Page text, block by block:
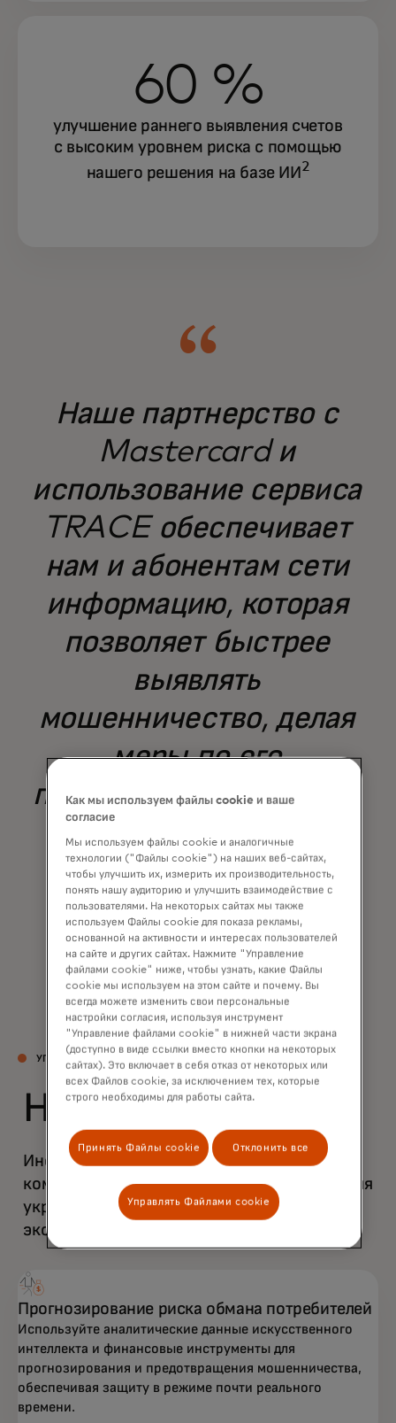
60 %
улучшение раннего выявления счетов
с высоким уровнем риска с помощью
нашего решения на базе ИИ2
Наше партнерство с
Mastercard и
использование сервиса
TRACE обеспечивает
нам и абонентам сети
информацию, которая
позволяет быстрее
выявлять
мошенничество, делая
меры по его
предотвращению более
точными и
эффективными.
Эмми Рейес
CEO, BancNet
УПРАВЛЕНИЕ ФИНАНСОВЫМИ ПРЕСТУПЛЕНИЯМИ
Наши решения
Инструменты для защиты частных лиц и
компаний от финансовых преступлений для
укрепления доверия к цифровой
экосистеме.
Прогнозирование риска обмана потребителей
Используйте аналитические данные искусственного
интеллекта и финансовые инструменты для
прогнозирования и предотвращения мошенничества,
обеспечивая защиту в режиме почти реального
времени.
Как мы используем файлы cookie и ваше
согласие
Мы используем файлы cookie и аналогичные
технологии ("Файлы cookie") на наших веб-сайтах,
чтобы улучшить их, измерить их производительность,
понять нашу аудиторию и улучшить взаимодействие с
пользователями. На некоторых сайтах мы также
используем Файлы cookie для показа рекламы,
основанной на активности и интересах пользователей
на сайте и других сайтах. Нажмите "Управление
файлами cookie" ниже, чтобы узнать, какие Файлы
cookie мы используем на этом сайте и почему. Вы
всегда можете изменить свои персональные
настройки согласия, используя инструмент
"Управление файлами cookie" в нижней части экрана
(доступно в виде ссылки вместо кнопки на некоторых
сайтах). Это включает в себя отказ от некоторых или
всех Файлов cookie, за исключением тех, которые
строго необходимы для работы сайта.
Принять Файлы cookie Отклонить все
Управлять Файлами cookie